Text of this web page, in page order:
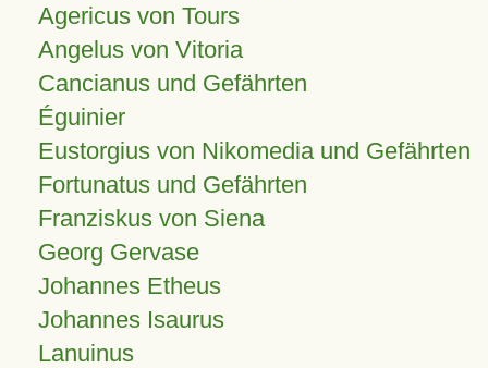
Agericus von Tours
Angelus von Vitoria
Cancianus und Gefährten
Éguinier
Eustorgius von Nikomedia und Gefährten
Fortunatus und Gefährten
Franziskus von Siena
Georg Gervase
Johannes Etheus
Johannes Isaurus
Lanuinus